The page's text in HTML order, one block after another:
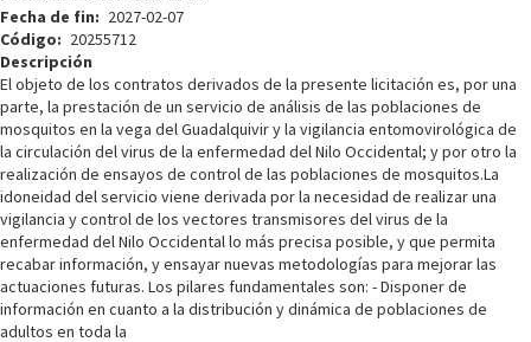
Fecha de fin
2027-02-07
Código
20255712
Descripción
El objeto de los contratos derivados de la presente licitación es, por una
parte, la prestación de un servicio de análisis de las poblaciones de
mosquitos en la vega del Guadalquivir y la vigilancia entomovirológica de
la circulación del virus de la enfermedad del Nilo Occidental; y por otro la
realización de ensayos de control de las poblaciones de mosquitos.La
idoneidad del servicio viene derivada por la necesidad de realizar una
vigilancia y control de los vectores transmisores del virus de la
enfermedad del Nilo Occidental lo más precisa posible, y que permita
recabar información, y ensayar nuevas metodologías para mejorar las
actuaciones futuras. Los pilares fundamentales son: - Disponer de
información en cuanto a la distribución y dinámica de poblaciones de
adultos en toda la